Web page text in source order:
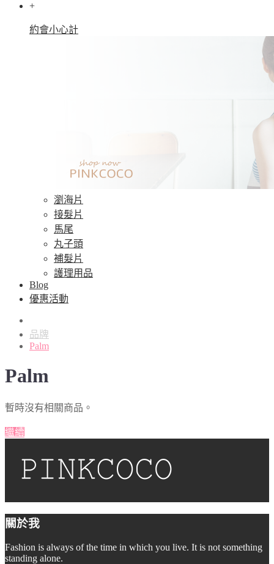
+
約會小心計
瀏海片
接髮片
馬尾
丸子頭
補髮片
護理用品
Blog
優惠活動
品牌
Palm
Palm
暫時沒有相關商品。
繼續
關於我
Fashion is always of the time in which you live. It is not something
standing alone.